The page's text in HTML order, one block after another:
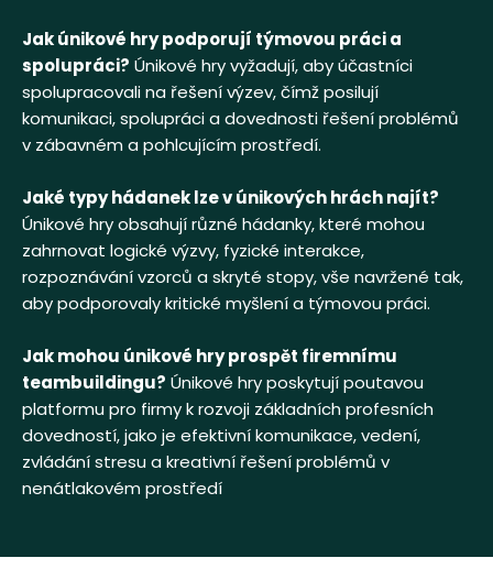
Jak únikové hry podporují týmovou práci a
spolupráci? Únikové hry vyžadují, aby účastníci
spolupracovali na řešení výzev, čímž posilují
komunikaci, spolupráci a dovednosti řešení problémů
v zábavném a pohlcujícím prostředí.
Jaké typy hádanek lze v únikových hrách najít?
Únikové hry obsahují různé hádanky, které mohou
zahrnovat logické výzvy, fyzické interakce,
rozpoznávání vzorců a skryté stopy, vše navržené tak,
aby podporovaly kritické myšlení a týmovou práci.
Jak mohou únikové hry prospět firemnímu
teambuildingu? Únikové hry poskytují poutavou
platformu pro firmy k rozvoji základních profesních
dovedností, jako je efektivní komunikace, vedení,
zvládání stresu a kreativní řešení problémů v
nenátlakovém prostředí